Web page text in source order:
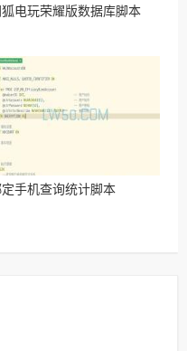
电玩荣耀版数据库脚本
手机查询统计脚本